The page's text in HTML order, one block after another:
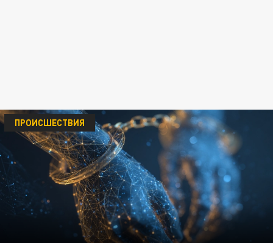
ПРОИСШЕСТВИЯ